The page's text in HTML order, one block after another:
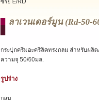
ซีรีย์ E/RD
ลาเวนเดอร์มูน (rd-50-
กระปุกครีมอะครีลิคทรงกลม สำหรับผ
ความจุ 50/60มล.
รูปร่าง
กลม